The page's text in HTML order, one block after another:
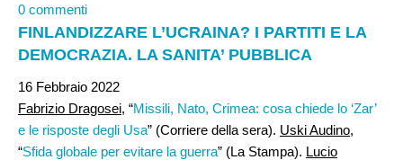
0 commenti
FINLANDIZZARE L’UCRAINA? I PARTITI E LA
DEMOCRAZIA. LA SANITA’ PUBBLICA
16 Febbraio 2022
Fabrizio Dragosei, “Missili, Nato, Crimea: cosa chiede lo ‘Zar’
e le risposte degli Usa” (Corriere della sera). Uski Audino,
“Sfida globale per evitare la guerra” (La Stampa). Lucio